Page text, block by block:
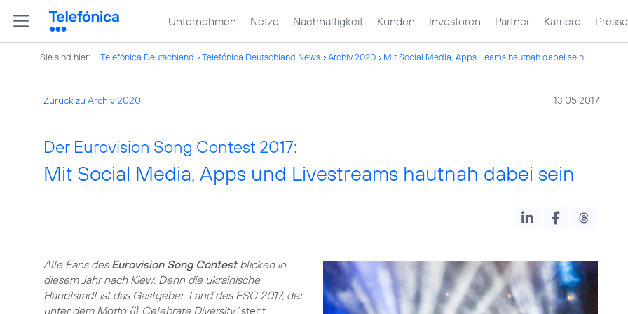
Unternehmen Netze Nachhaltigkeit Kunden Investoren Partner Karriere Presse
Sie sind hier: Telefónica Deutschland Telefónica Deutschland News Archiv 2020 Mit Social Media, Apps ...eams hautnah dabei sein
Zurück zu Archiv 2020 13.05.2017
Der Eurovision Song Contest 2017:
Mit Social Media, Apps und Livestreams hautnah dabei sein
Alle Fans des Eurovision Song Contestblicken in
diesem Jahr nach Kiew. Denn die ukrainische
Hauptstadt ist das Gastgeber-Land des ESC 2017, der
unter dem Motto {i}„Celebrate Diversity“steht.